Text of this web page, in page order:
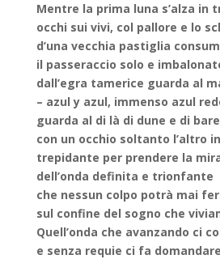
Mentre la prima luna s’alza in
occhi sui vivi, col pallore e lo
d’una vecchia pastiglia
il passeraccio solo e
dall’egra tamerice guarda al
– azul y azul, immenso azul
guarda al di là di dune e di
con un occhio soltanto l’altro
trepidante per prendere la
dell’onda definita e trionfante
che nessun colpo potrà mai
sul confine del sogno che
Quell’onda che avanzando ci
e senza requie ci fa domandare